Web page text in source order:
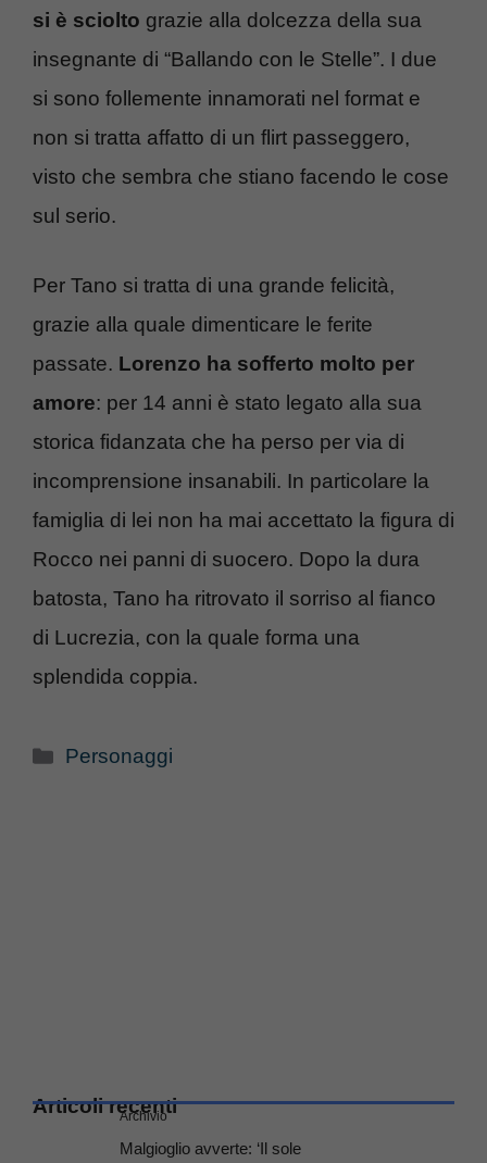
si è sciolto grazie alla dolcezza della sua
insegnante di “Ballando con le Stelle”. I due
si sono follemente innamorati nel format e
non si tratta affatto di un flirt passeggero,
visto che sembra che stiano facendo le cose
sul serio.
Per Tano si tratta di una grande felicità,
grazie alla quale dimenticare le ferite
passate. Lorenzo ha sofferto molto per
amore: per 14 anni è stato legato alla sua
storica fidanzata che ha perso per via di
incomprensione insanabili. In particolare la
famiglia di lei non ha mai accettato la figura di
Rocco nei panni di suocero. Dopo la dura
batosta, Tano ha ritrovato il sorriso al fianco
di Lucrezia, con la quale forma una
splendida coppia.
Categorie
Personaggi
Articoli recenti
Archivio
Malgioglio avverte: ‘Il sole